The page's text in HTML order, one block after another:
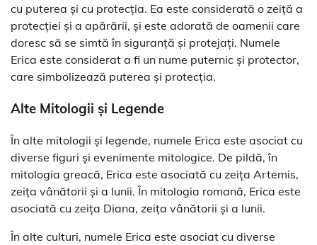
cu puterea și cu protecția. Ea este considerată o zeiță a
protecției și a apărării, și este adorată de oamenii care
doresc să se simtă în siguranță și protejați. Numele
Erica este considerat a fi un nume puternic și protector,
care simbolizează puterea și protecția.
Alte Mitologii și Legende
În alte mitologii și legende, numele Erica este asociat cu
diverse figuri și evenimente mitologice. De pildă, în
mitologia greacă, Erica este asociată cu zeița Artemis,
zeița vânătorii și a lunii. În mitologia romană, Erica este
asociată cu zeița Diana, zeița vânătorii și a lunii.
În alte culturi, numele Erica este asociat cu diverse